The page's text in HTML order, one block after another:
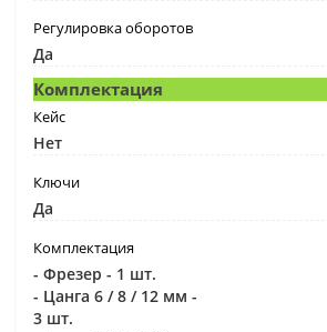
Регулировка оборотов
Да
Комплектация
Кейс
Нет
Ключи
Да
Комплектация
- Фрезер - 1 шт.
- Цанга 6 / 8 / 12 мм -
3 шт.